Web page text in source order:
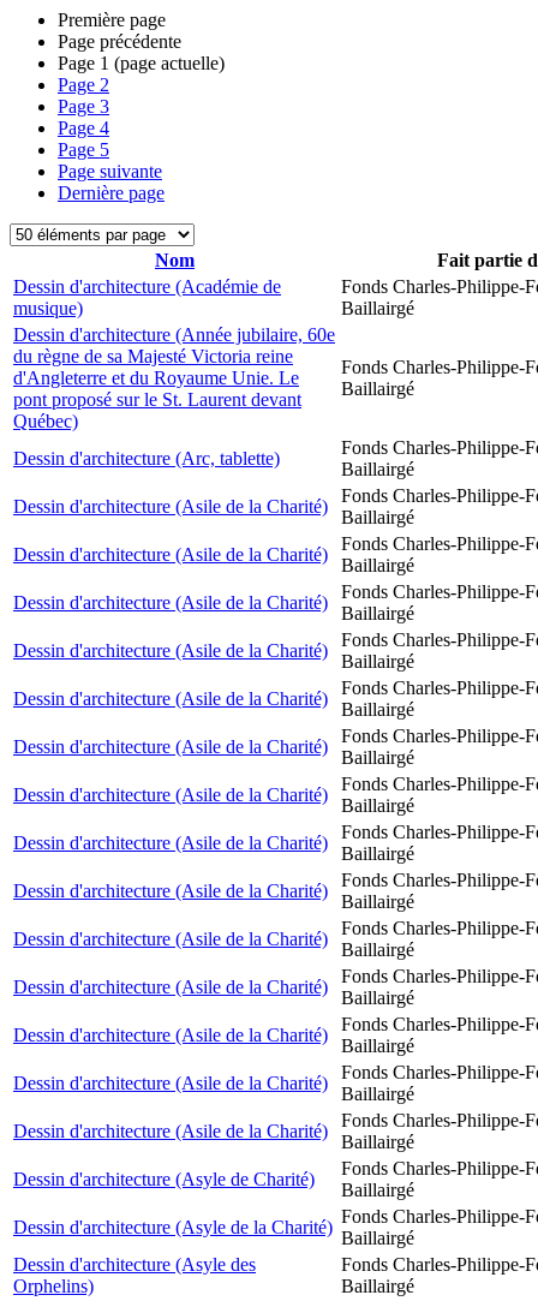
Première page
Page précédente
Page 1 (page actuelle)
Page 2
Page 3
Page 4
Page 5
Page suivante
Dernière page
Nom
Fait partie
Dessin d'architecture (Académie de
musique)
Fonds Charles-Philippe-
Baillairgé
Dessin d'architecture (Année jubilaire, 60e
du règne de sa Majesté Victoria reine
d'Angleterre et du Royaume Unie. Le
pont proposé sur le St. Laurent devant
Québec)
Fonds Charles-Philippe-
Baillairgé
Dessin d'architecture (Arc, tablette)
Fonds Charles-Philippe-
Baillairgé
Dessin d'architecture (Asile de la Charité)
Fonds Charles-Philippe-
Baillairgé
Dessin d'architecture (Asile de la Charité)
Fonds Charles-Philippe-
Baillairgé
Dessin d'architecture (Asile de la Charité)
Fonds Charles-Philippe-
Baillairgé
Dessin d'architecture (Asile de la Charité)
Fonds Charles-Philippe-
Baillairgé
Dessin d'architecture (Asile de la Charité)
Fonds Charles-Philippe-
Baillairgé
Dessin d'architecture (Asile de la Charité)
Fonds Charles-Philippe-
Baillairgé
Dessin d'architecture (Asile de la Charité)
Fonds Charles-Philippe-
Baillairgé
Dessin d'architecture (Asile de la Charité)
Fonds Charles-Philippe-
Baillairgé
Dessin d'architecture (Asile de la Charité)
Fonds Charles-Philippe-
Baillairgé
Dessin d'architecture (Asile de la Charité)
Fonds Charles-Philippe-
Baillairgé
Dessin d'architecture (Asile de la Charité)
Fonds Charles-Philippe-
Baillairgé
Dessin d'architecture (Asile de la Charité)
Fonds Charles-Philippe-
Baillairgé
Dessin d'architecture (Asile de la Charité)
Fonds Charles-Philippe-
Baillairgé
Dessin d'architecture (Asile de la Charité)
Fonds Charles-Philippe-
Baillairgé
Dessin d'architecture (Asyle de Charité)
Fonds Charles-Philippe-
Baillairgé
Dessin d'architecture (Asyle de la Charité)
Fonds Charles-Philippe-
Baillairgé
Dessin d'architecture (Asyle des
Orphelins)
Fonds Charles-Philippe-
Baillairgé